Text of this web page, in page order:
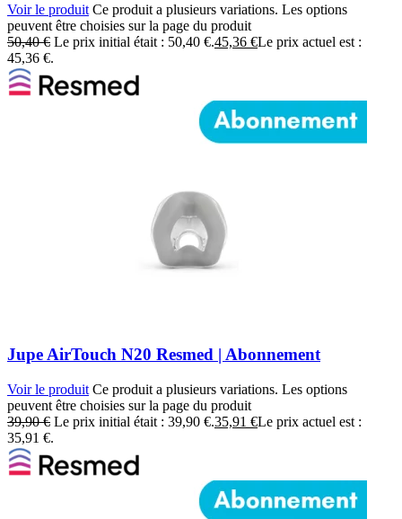
Voir le produit Ce produit a plusieurs variations. Les options
peuvent être choisies sur la page du produit
50,40€ Le prix initial était : 50,40 €.45,36 €Le prix actuel est :
45,36 €.
Jupe AirTouch N20 Resmed | Abonnement
Voir le produit Ce produit a plusieurs variations. Les options
peuvent être choisies sur la page du produit
39,90€ Le prix initial était : 39,90 €.35,91 €Le prix actuel est :
35,91 €.